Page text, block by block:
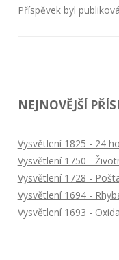
Příspěvek byl
NEJNOVĚJŠÍ
Vysvětlení 1825 - 24
Vysvětlení 1750 -
Vysvětlení 1728 -
Vysvětlení 1694 -
Vysvětlení 1693 -